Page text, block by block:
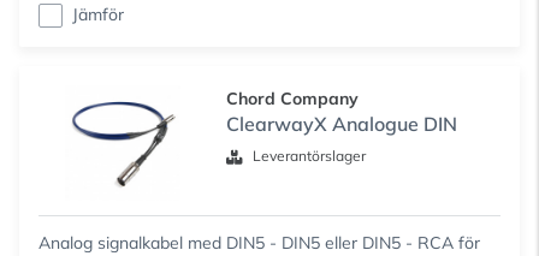
Jämför
Chord Company
ClearwayX Analogue DIN
Leverantörslager
Analog signalkabel med DIN5 - DIN5 eller DIN5 - RCA för